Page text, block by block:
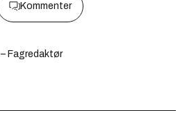
Kommenter
– Fagredaktør